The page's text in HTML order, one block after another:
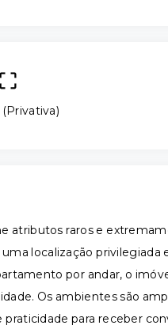
(Privativa)
atributos raros e
localização privilegiada
por andar, o
Os ambientes são
para receber